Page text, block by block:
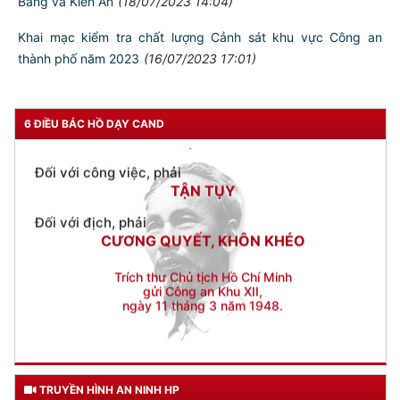
công nhân Ngày Thương binh, liệt sỹ
Viện Khoa học hình sự (Bộ Công an): Kiểm tra công tác kỹ
thuật hình sự năm 2023 tại CATP Hải Phòng